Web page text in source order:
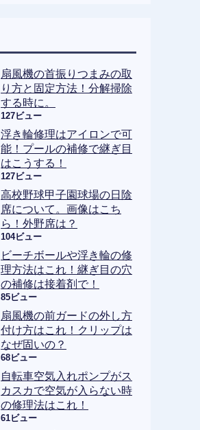
扇風機の首振りつまみの取
り方と固定方法！分解掃除
する時に。
127ビュー
浮き輪修理はアイロンで可
能！プールの補修で継ぎ目
はこうする！
127ビュー
高校野球甲子園球場の日陰
席について。画像はこち
ら！外野席は？
104ビュー
ビーチボールや浮き輪の修
理方法はこれ！継ぎ目の穴
の補修は接着剤で！
85ビュー
扇風機の前ガードの外し方
付け方はこれ！クリップは
なぜ固いの？
68ビュー
自転車空気入れポンプがス
カスカで空気が入らない時
の修理法はこれ！
61ビュー